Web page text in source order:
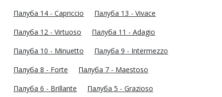
Палуба 14 - Capriccio
Палуба 13 - Vivace
Палуба 12 - Virtuoso
Палуба 11 - Adagio
Палуба 10 - Minuetto
Палуба 9 - Intermezzo
Палуба 8 - Forte
Палуба 7 - Maestoso
Палуба 6 - Brillante
Палуба 5 - Grazioso